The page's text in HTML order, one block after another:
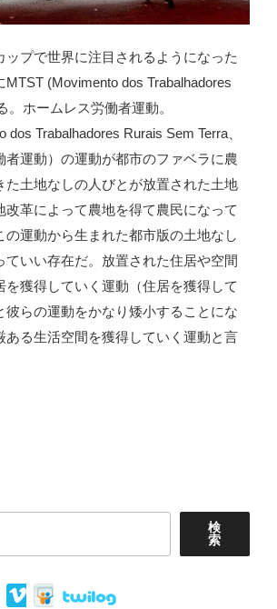
ップで世界に注目されるようになった
MTST (Movimento dos Trabalhadores
。ホームレス労働者運動。
dos Trabalhadores Rurais Sem Terra、
者運動）の運動が都市のファベラに農
た土地なしの人びとが放置された土地
改革によって農地を得て農民になって
の運動から生まれた都市版の土地なし
ていい存在だ。放置された住居や空間
を獲得していく運動（住居を獲得して
彼らの運動をかなり矮小することにな
ある生活空間を獲得していく運動と言
検
索